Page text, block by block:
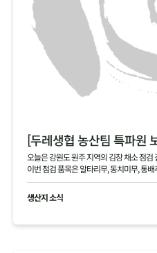
오늘은 강원도 원주 지역의 김장 채소 점
이번 점검 품목은 알타리무, 동치미무, 통배
생산지 소식